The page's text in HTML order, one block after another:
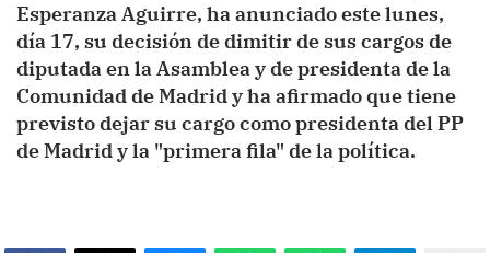
Esperanza Aguirre, ha anunciado este lunes,
día 17, su decisión de dimitir de sus cargos de
diputada en la Asamblea y de presidenta de la
Comunidad de Madrid y ha afirmado que tiene
previsto dejar su cargo como presidenta del PP
de Madrid y la "primera fila" de la política.